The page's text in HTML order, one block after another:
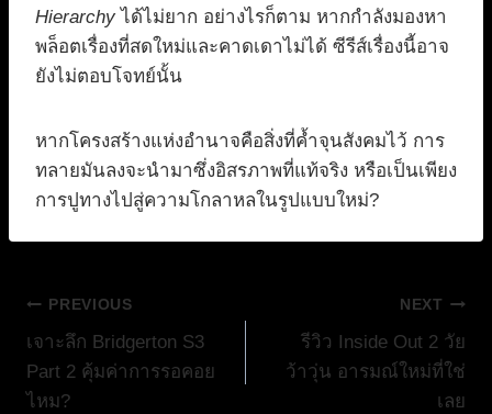
Hierarchy ได้ไม่ยาก อย่างไรก็ตาม หากกำลังมองหา
พล็อตเรื่องที่สดใหม่และคาดเดาไม่ได้ ซีรีส์เรื่องนี้อาจ
ยังไม่ตอบโจทย์นั้น
หากโครงสร้างแห่งอำนาจคือสิ่งที่ค้ำจุนสังคมไว้ การ
ทลายมันลงจะนำมาซึ่งอิสรภาพที่แท้จริง หรือเป็นเพียง
การปูทางไปสู่ความโกลาหลในรูปแบบใหม่?
แนะแนว
เรื่อง
PREVIOUS
เจาะลึก Bridgerton S3
Part 2 คุ้มค่าการรอคอย
ไหม?
NEXT
รีวิว Inside Out 2 วัย
ว้าวุ่น อารมณ์ใหม่ที่ใช่
เลย